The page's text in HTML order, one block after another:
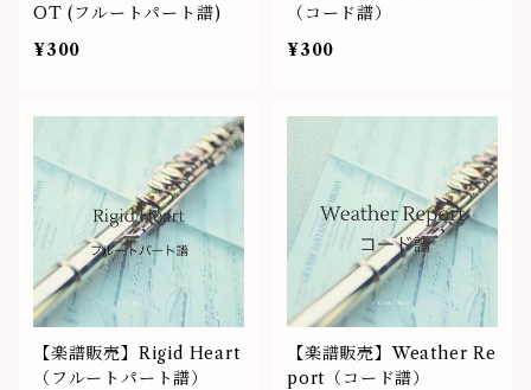
OT (フルートパート譜)
¥300
（コード譜）
¥300
【楽譜販売】Rigid Heart
（フルートパート譜）
【楽譜販売】Weather Re
port（コード譜）